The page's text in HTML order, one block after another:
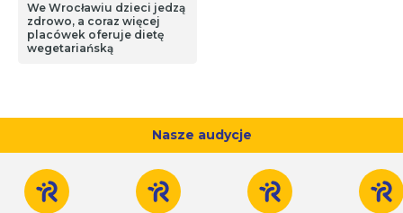
We Wrocławiu dzieci jedzą
zdrowo, a coraz więcej
placówek oferuje dietę
wegetariańską
Nasze audycje